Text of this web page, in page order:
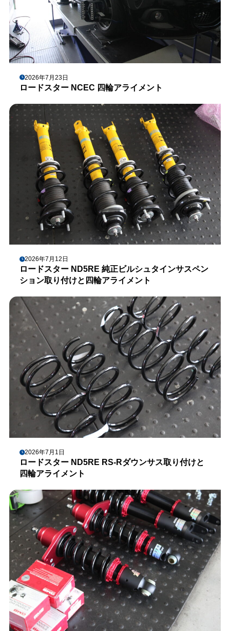
2026年7月23日
ロードスター NCEC 四輪アライメント
2026年7月12日
ロードスター ND5RE 純正ビルシュタインサスペン
ション取り付けと四輪アライメント
2026年7月1日
ロードスター ND5RE RS-Rダウンサス取り付けと
四輪アライメント